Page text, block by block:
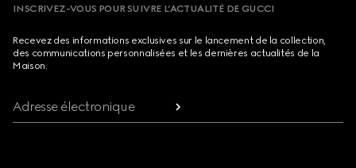
INSCRIVEZ-VOUS POUR SUIVRE L’ACTUALITÉ DE GUCCI
Recevez des informations exclusives sur le lancement de la collection,
des communications personnalisées et les dernières actualités de la
Maison.
Adresse électronique